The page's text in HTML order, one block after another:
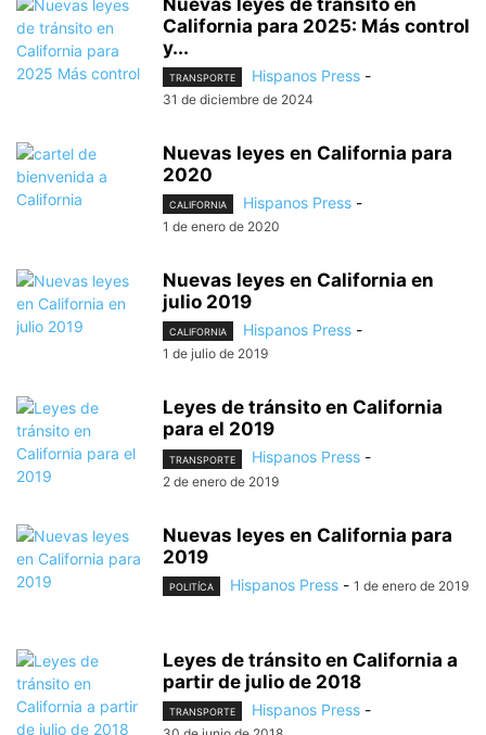
California para 2025: Más control
y...
TRANSPORTE Hispanos Press -
31 de diciembre de 2024
Nuevas leyes en California para
2020
CALIFORNIA Hispanos Press -
1 de enero de 2020
Nuevas leyes en California en
julio 2019
CALIFORNIA Hispanos Press -
1 de julio de 2019
Leyes de tránsito en California
para el 2019
TRANSPORTE Hispanos Press -
2 de enero de 2019
Nuevas leyes en California para
2019
POLITÍCA Hispanos Press - 1 de enero de 2019
Leyes de tránsito en California a
partir de julio de 2018
TRANSPORTE Hispanos Press -